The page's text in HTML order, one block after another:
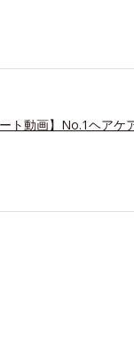
ート動画】No.1ヘア